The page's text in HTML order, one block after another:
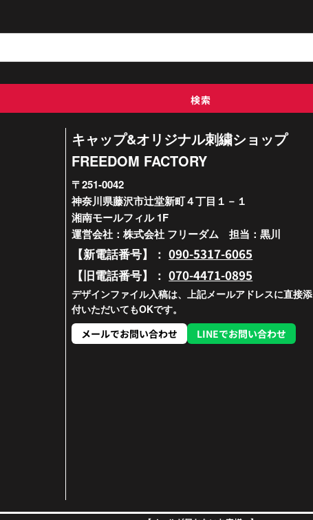
検索
キャップ&オリジナル刺繍ショップ
FREEDOM FACTORY
〒251-0042
神奈川県藤沢市辻堂新町４丁目１－１
湘南モールフィル 1F
運営会社：株式会社 フリーダム 担当：黒川
【新電話番号】：090-5317-6065
【旧電話番号】：070-4471-0895
デザインファイル入稿は、上記メールアドレスに直接添
付いただいてもOKです。
メールでお問い合わせ
LINEでお問い合わせ